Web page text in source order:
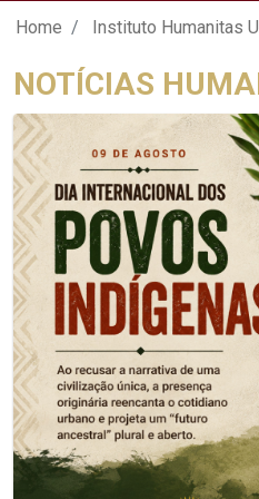
Notícias Humanitas
Home Instituto Humanitas
NOTÍCIAS